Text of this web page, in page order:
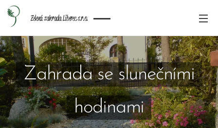
Zelená zahrada Liberec s.r.o.
Zahrada se slunečními
hodinami